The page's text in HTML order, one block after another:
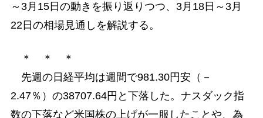
～3月15日の動きを振り返りつつ、3月18日～3月
22日の相場見通しを解説する。
＊ ＊ ＊
先週の日経平均は週間で981.30円安（－
2.47％）の38707.64円と下落した。ナスダック指
数の下落など米国株の上げが一服したことや、為